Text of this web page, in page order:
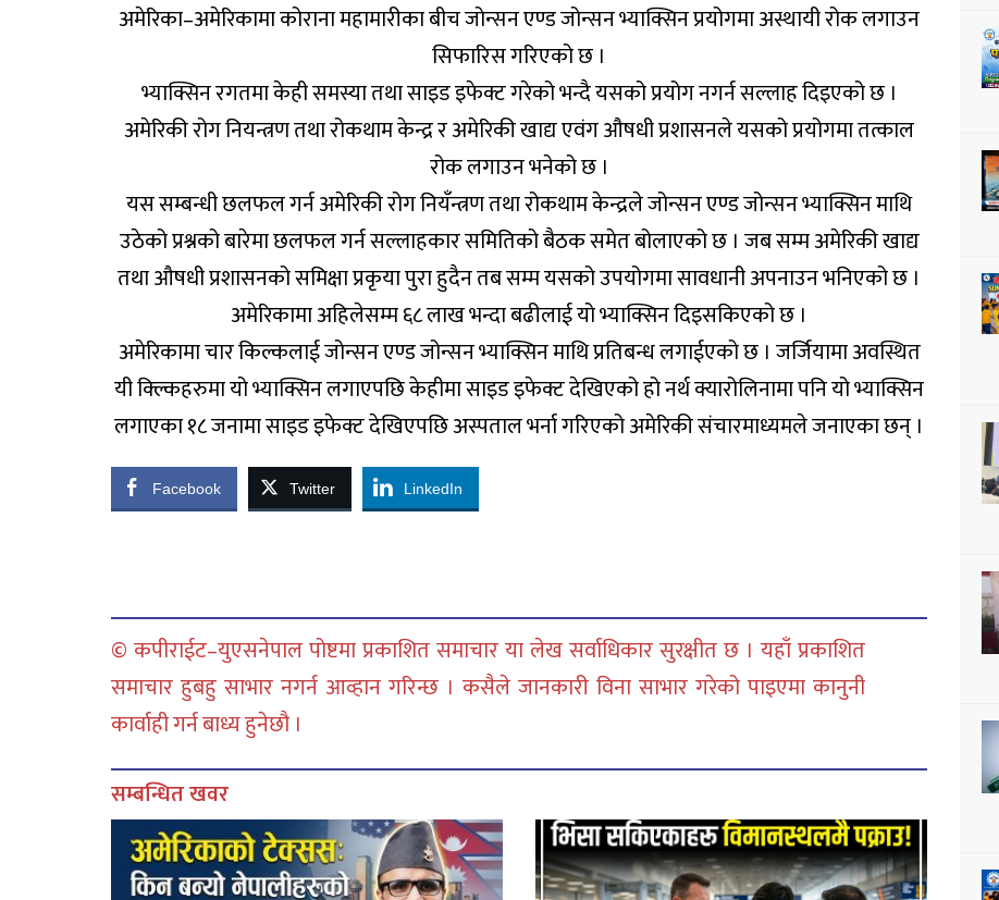
अमेरिका–अमेरिकामा कोराना महामारीका बीच जोन्सन एण्ड जोन्सन भ्याक्सिन प्रयोगमा अस्थायी रोक लगाउन
सिफारिस गरिएको छ ।
भ्याक्सिन रगतमा केही समस्या तथा साइड इफेक्ट गरेको भन्दै यसको प्रयोग नगर्न सल्लाह दिइएको छ ।
अमेरिकी रोग नियन्त्रण तथा रोकथाम केन्द्र र अमेरिकी खाद्य एवंग औषधी प्रशासनले यसको प्रयोगमा तत्काल
रोक लगाउन भनेको छ ।
यस सम्बन्धी छलफल गर्न अमेरिकी रोग नियँन्त्रण तथा रोकथाम केन्द्रले जोन्सन एण्ड जोन्सन भ्याक्सिन माथि
उठेको प्रश्नको बारेमा छलफल गर्न सल्लाहकार समितिको बैठक समेत बोलाएको छ । जब सम्म अमेरिकी खाद्य
तथा औषधी प्रशासनको समिक्षा प्रकृया पुरा हुदैन तब सम्म यसको उपयोगमा सावधानी अपनाउन भनिएको छ ।
अमेरिकामा अहिलेसम्म ६८ लाख भन्दा बढीलाई यो भ्याक्सिन दिइसकिएको छ ।
अमेरिकामा चार किल्कलाई जोन्सन एण्ड जोन्सन भ्याक्सिन माथि प्रतिबन्ध लगाईएको छ । जर्जियामा अवस्थित
यी क्ल्किहरुमा यो भ्याक्सिन लगाएपछि केहीमा साइड इफेक्ट देखिएको हो नर्थ क्यारोलिनामा पनि यो भ्याक्सिन
लगाएका १८ जनामा साइड इफेक्ट देखिएपछि अस्पताल भर्ना गरिएको अमेरिकी संचारमाध्यमले जनाएका छन् ।
Facebook Twitter LinkedIn
© कपीराईट–युएसनेपाल पोष्टमा प्रकाशित समाचार या लेख सर्वाधिकार सुरक्षीत छ । यहाँ प्रकाशित
समाचार हुबहु साभार नगर्न आव्हान गरिन्छ । कसैले जानकारी विना साभार गरेको पाइएमा कानुनी
कार्वाही गर्न बाध्य हुनेछौ ।
सम्बन्धित खवर